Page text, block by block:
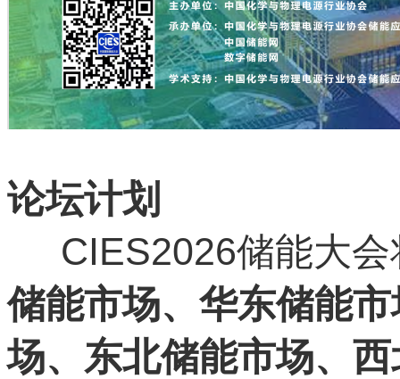
论坛计划
CIES2026储能大会
储能市场、华东储能
场、东北储能市场、